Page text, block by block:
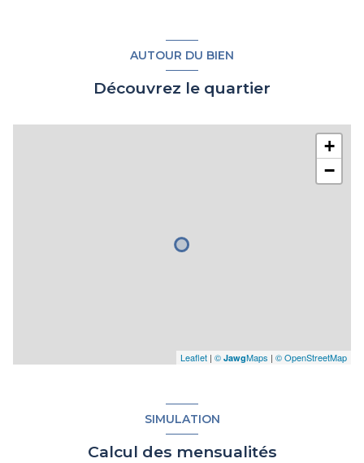
AUTOUR DU BIEN
Découvrez le quartier
+
−
Leaflet | © JawgMaps | © OpenStreetMap
SIMULATION
Calcul des mensualités